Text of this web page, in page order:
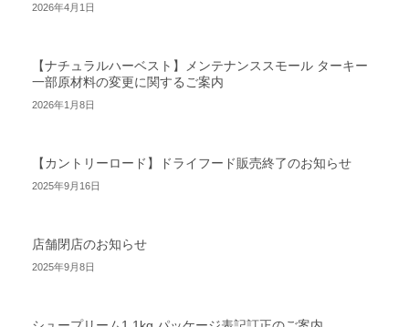
2026年4月1日
【ナチュラルハーベスト】メンテナンススモール ターキー
一部原材料の変更に関するご案内
2026年1月8日
【カントリーロード】ドライフード販売終了のお知らせ
2025年9月16日
店舗閉店のお知らせ
2025年9月8日